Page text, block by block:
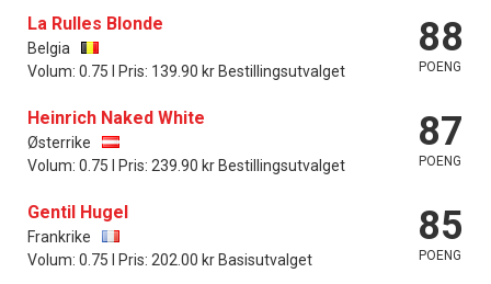
La Rulles Blonde
Belgia
Volum: 0.75 l Pris: 139.90 kr Bestillingsutvalget
88
POENG
Heinrich Naked White
Østerrike
Volum: 0.75 l Pris: 239.90 kr Bestillingsutvalget
87
POENG
Gentil Hugel
Frankrike
Volum: 0.75 l Pris: 202.00 kr Basisutvalget
85
POENG